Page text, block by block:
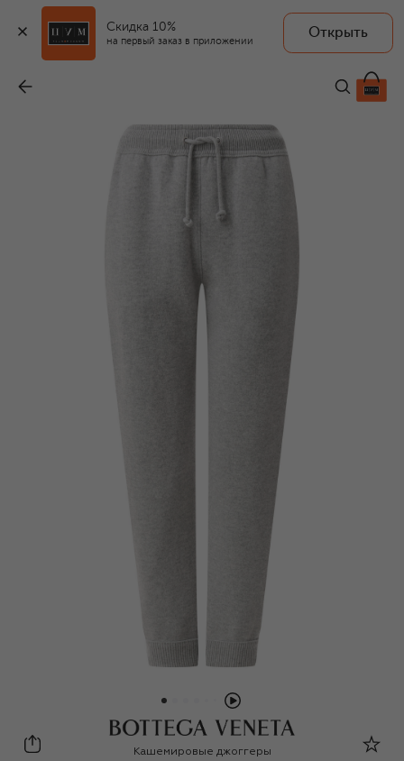
Скидка 10%
на первый заказ в приложении
Открыть
365 000 ₽
Bottega Veneta
Кашемировые джоггеры